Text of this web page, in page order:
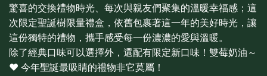
驚喜的交換禮物時光、每次與親友們聚集的溫暖幸福感；這
次限定聖誕樹限量禮盒，依舊包裹著這一年的美好時光，讓
這份獨特的禮物，攜手感受每一份濃濃的愛與溫暖。
除了經典口味可以選擇外，還配有限定新口味！雙莓奶油～
❤️ 今年聖誕最吸睛的禮物非它莫屬！